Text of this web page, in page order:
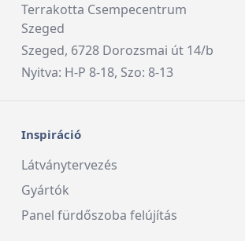
Terrakotta Csempecentrum
Szeged
Szeged, 6728 Dorozsmai út 14/b
Nyitva: H-P 8-18, Szo: 8-13
Inspiráció
Látványtervezés
Gyártók
Panel fürdőszoba felújítás